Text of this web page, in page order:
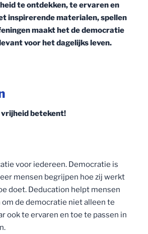
te ontdekken, te ervaren en
inspirerende materialen, spellen
maakt het de democratie
voor het dagelijks leven.
betekent!
voor iedereen. Democratie is
mensen begrijpen hoe zij werkt
doet. Deducation helpt mensen
de democratie niet alleen te
ook te ervaren en toe te passen in